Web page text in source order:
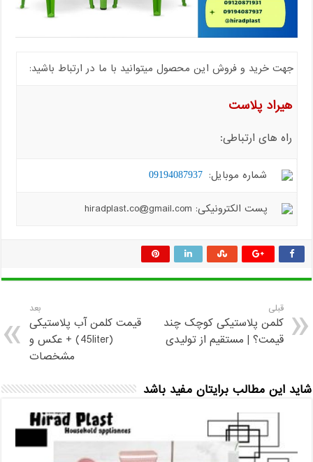
جهت خرید و فروش این محصول میتوانید با ما در ارتباط باشید:
هیراد پلاست
راه های ارتباطی:
شماره موبایل: 09194087937
پست الکترونیکی: hiradplast.co@gmail.com
قبلی
کلمن پلاستیکی کوچک چند
قیمت؟ | مستقیم از تولیدی
بعد
قیمت کلمن آب پلاستیکی
(45liter) + عکس و
مشخصات
شاید این مطالب برایتان مفید باشد